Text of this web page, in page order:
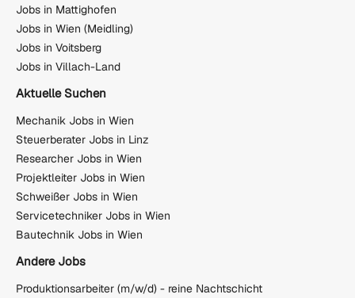
Jobs in Mattighofen
Jobs in Wien (Meidling)
Jobs in Voitsberg
Jobs in Villach-Land
Aktuelle Suchen
Mechanik Jobs in Wien
Steuerberater Jobs in Linz
Researcher Jobs in Wien
Projektleiter Jobs in Wien
Schweißer Jobs in Wien
Servicetechniker Jobs in Wien
Bautechnik Jobs in Wien
Andere Jobs
Produktionsarbeiter (m/w/d) - reine Nachtschicht